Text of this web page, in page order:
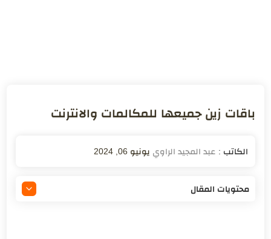
باقات زين جميعها للمكالمات والانترنت
يونيو 06, 2024
محتويات المقال